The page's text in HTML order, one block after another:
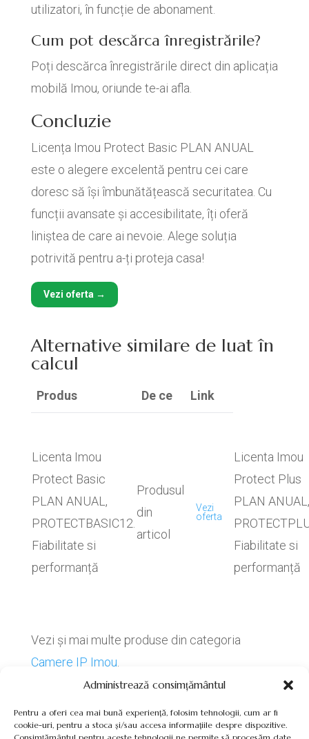
Administrează consimțământul
Pentru a oferi cea mai bună experiență, folosim tehnologii, cum ar fi
cookie-uri, pentru a stoca și/sau accesa informațiile despre dispozitive.
utilizatori, în funcție de abonament.
Cum pot descărca înregistrările?
Poți descărca înregistrările direct din aplicația
mobilă Imou, oriunde te-ai afla.
Concluzie
Licența Imou Protect Basic PLAN ANUAL
este o alegere excelentă pentru cei care
doresc să își îmbunătățească securitatea. Cu
funcții avansate și accesibilitate, îți oferă
liniștea de care ai nevoie. Alege soluția
potrivită pentru a-ți proteja casa!
Vezi oferta →
Alternative similare de luat în
calcul
Produs De ce Link
Licenta Imou
Protect Basic
PLAN ANUAL,
PROTECTBASIC12.
Fiabilitate si
performanță
Produsul
din
articol
Vezi
oferta
Licenta Imou
Protect Plus
PLAN ANUAL,
Fiabilitate si
performanță
Vezi și mai multe produse din categoria
Camere IP Imou